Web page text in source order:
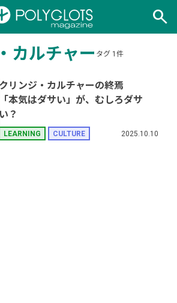
search
カルチャー タグ 1件
クリンジ・カルチャーの終焉
「本気はダサい」が、むしろダサ
い？
LEARNING CULTURE 2025.10.10